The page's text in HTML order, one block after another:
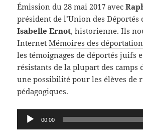
Émission du 28 mai 2017 avec
président de l’Union des Déportés
Isabelle Ernot, historienne. Ils
InternetMémoires des
les témoignages de déportés juifs
résistants de la plupart des camps
une possibilité pour les élèves de
pédagogiques.
Lecteur
audio
00:00